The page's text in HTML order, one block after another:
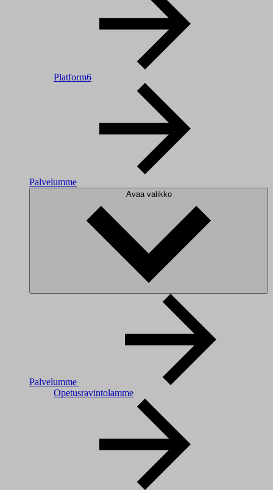
Platform6
Palvelumme
Avaa valikko
Palvelumme
Opetusravintolamme